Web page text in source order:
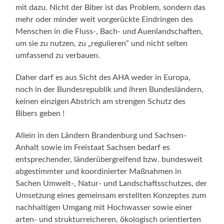
mit dazu. Nicht der Biber ist das Problem, sondern das
mehr oder minder weit vorgerückte Eindringen des
Menschen in die Fluss-, Bach- und Auenlandschaften,
um sie zu nutzen, zu „regulieren“ und nicht selten
umfassend zu verbauen.
Daher darf es aus Sicht des AHA weder in Europa,
noch in der Bundesrepublik und ihren Bundesländern,
keinen einzigen Abstrich am strengen Schutz des
Bibers geben !
Allein in den Ländern Brandenburg und Sachsen-
Anhalt sowie im Freistaat Sachsen bedarf es
entsprechender, länderübergreifend bzw. bundesweit
abgestimmter und koordinierter Maßnahmen in
Sachen Umwelt-, Natur- und Landschaftsschutzes, der
Umsetzung eines gemeinsam erstellten Konzeptes zum
nachhaltigen Umgang mit Hochwasser sowie einer
arten- und strukturreicheren, ökologisch orientierten